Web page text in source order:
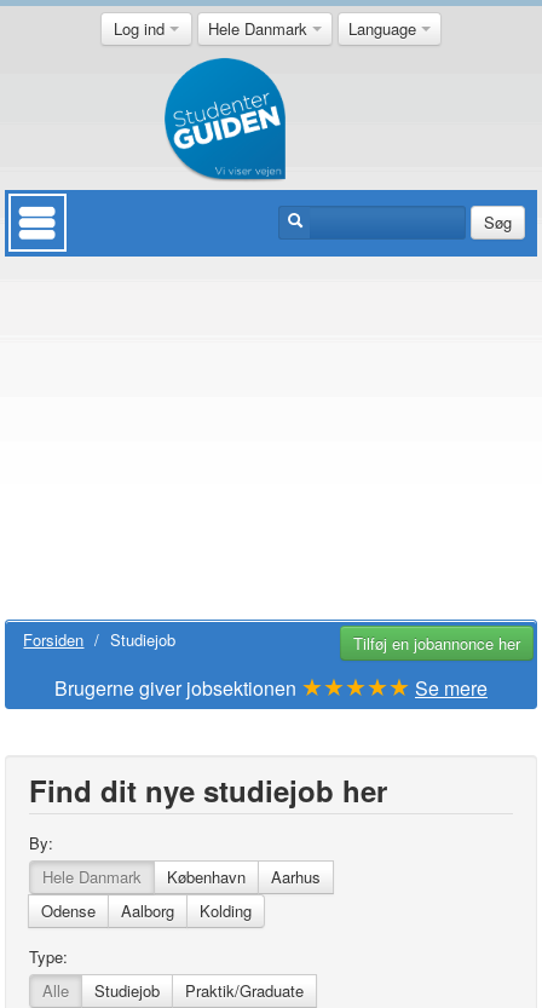
Log ind Hele Danmark Language
Søg
Forsiden / Studiejob
Brugerne giver jobsektionen ★★★★★ Se mere
Tilføj en jobannonce her
Find dit nye studiejob her
By:
Hele Danmark
København
Aarhus
Odense
Aalborg
Kolding
Type:
Alle
Studiejob
Praktik/Graduate